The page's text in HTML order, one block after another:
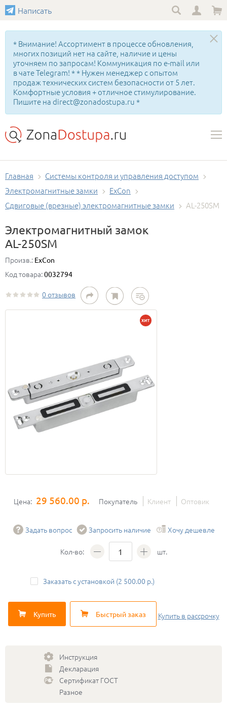
Написать
* Внимание! Ассортимент в процессе обновления,
многих позиций нет на сайте, наличие и цены
уточняем по запросам! Коммуникация по e-mail или
в чате Telegram! * * Нужен менеджер с опытом
продаж технических систем безопасности от 5 лет.
Комфортные условия + отличное стимулирование.
Пишите на direct@zonadostupa.ru *
Главная
Системы контроля и управления доступом
Электромагнитные замки
ExCon
Сдвиговые (врезные) электромагнитные замки
AL-250SM
Электромагнитный замок
AL-250SM
Произв.: ExCon
Код товара:0032794
0 отзывов
Цена: 29 560.00 р. Покупатель Клиент Оптовик
Задать вопрос Запросить наличие Хочу дешевле
Кол-во: шт.
Заказать с установкой (2 500.00 р.)
Купить Быстрый заказ Купить в рассрочку
Инструкция
Декларация
Сертификат ГОСТ
Разное